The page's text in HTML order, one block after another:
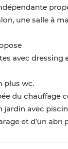
une salle à
avec dressing
plus wc.
du chauffage
jardin avec
et d’un abri